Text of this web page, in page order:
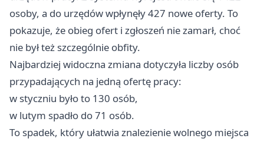
osoby, a do urzędów wpłynęły 427 nowe oferty. To
pokazuje, że obieg ofert i zgłoszeń nie zamarł, choć
nie był też szczególnie obfity.
Najbardziej widoczna zmiana dotyczyła liczby osób
przypadających na jedną ofertę pracy:
w styczniu było to 130 osób,
w lutym spadło do 71 osób.
To spadek, który ułatwia znalezienie wolnego miejsca